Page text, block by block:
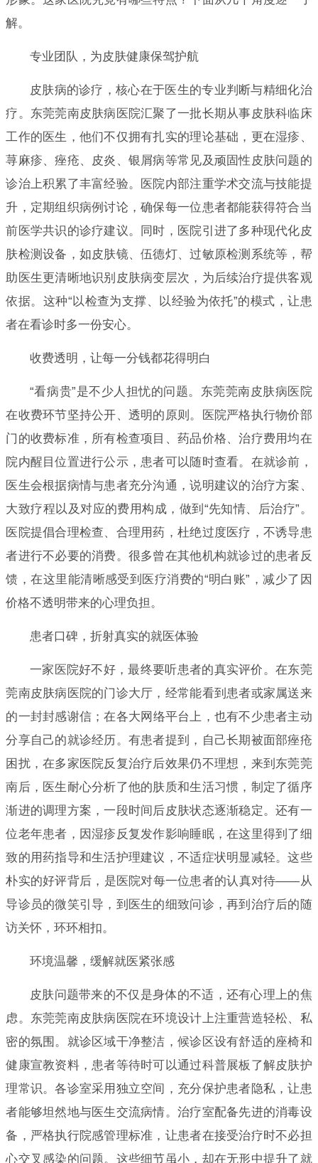
解。
专业团队，为皮肤健康保驾护航
皮肤病的诊疗，核心在于医生的专业判断与精细化治
疗。东莞莞南皮肤病医院汇聚了一批长期从事皮肤科临床
工作的医生，他们不仅拥有扎实的理论基础，更在湿疹、
荨麻疹、痤疮、皮炎、银屑病等常见及顽固性皮肤问题的
诊治上积累了丰富经验。医院内部注重学术交流与技能提
升，定期组织病例讨论，确保每一位患者都能获得符合当
前医学共识的诊疗建议。同时，医院引进了多种现代化皮
肤检测设备，如皮肤镜、伍德灯、过敏原检测系统等，帮
助医生更清晰地识别皮肤病变层次，为后续治疗提供客观
依据。这种“以检查为支撑、以经验为依托”的模式，让患
者在看诊时多一份安心。
收费透明，让每一分钱都花得明白
“看病贵”是不少人担忧的问题。东莞莞南皮肤病医院
在收费环节坚持公开、透明的原则。医院严格执行物价部
门的收费标准，所有检查项目、药品价格、治疗费用均在
院内醒目位置进行公示，患者可以随时查看。在就诊前，
医生会根据病情与患者充分沟通，说明建议的治疗方案、
大致疗程以及对应的费用构成，做到“先知情、后治疗”。
医院提倡合理检查、合理用药，杜绝过度医疗，不诱导患
者进行不必要的消费。很多曾在其他机构就诊过的患者反
馈，在这里能清晰感受到医疗消费的“明白账”，减少了因
价格不透明带来的心理负担。
患者口碑，折射真实的就医体验
一家医院好不好，最终要听患者的真实评价。在东莞
莞南皮肤病医院的门诊大厅，经常能看到患者或家属送来
的一封封感谢信；在各大网络平台上，也有不少患者主动
分享自己的就诊经历。有患者提到，自己长期被面部痤疮
困扰，在多家医院反复治疗后效果仍不理想，来到东莞莞
南后，医生耐心分析了他的肤质和生活习惯，制定了循序
渐进的调理方案，一段时间后皮肤状态逐渐稳定。还有一
位老年患者，因湿疹反复发作影响睡眠，在这里得到了细
致的用药指导和生活护理建议，不适症状明显减轻。这些
朴实的好评背后，是医院对每一位患者的认真对待——从
导诊员的微笑引导，到医生的细致问诊，再到治疗后的随
访关怀，环环相扣。
环境温馨，缓解就医紧张感
皮肤问题带来的不仅是身体的不适，还有心理上的焦
虑。东莞莞南皮肤病医院在环境设计上注重营造轻松、私
密的氛围。就诊区域干净整洁，候诊区设有舒适的座椅和
健康宣教资料，患者等待时可以通过科普展板了解皮肤护
理常识。各诊室采用独立空间，充分保护患者隐私，让患
者能够坦然地与医生交流病情。治疗室配备先进的消毒设
备，严格执行院感管理标准，让患者在接受治疗时不必担
心交叉感染的问题。这些细节虽小，却在无形中提升了就